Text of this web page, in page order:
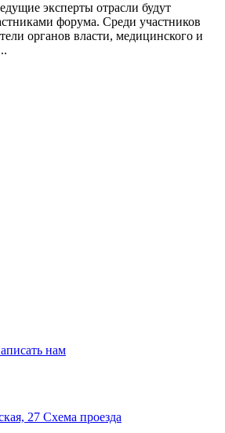
эксперты отрасли будут
форума. Среди участников
органов власти, медицинского и
нам
27 Схема проезда